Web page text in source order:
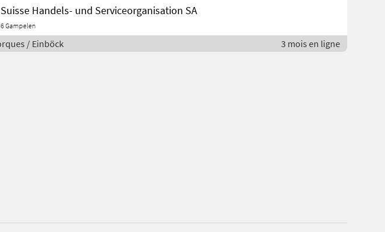
Handels- und Serviceorganisation SA
Gampelen
/ Einböck 3 mois en ligne